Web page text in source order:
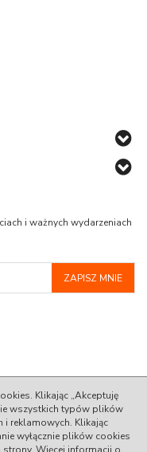
i ważnych wydarzeniach
w Standardzie.
Klikając „Akceptuję
wszystkich typów plików
i reklamowych. Klikając
wyłącznie plików cookies